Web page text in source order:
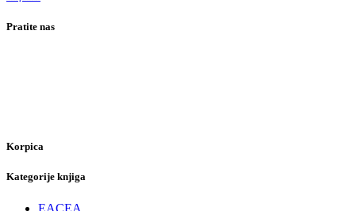
Pratite nas
Korpica
Kategorije knjiga
EACEA